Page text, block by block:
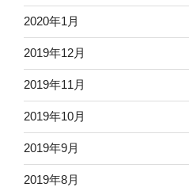
2020年1月
2019年12月
2019年11月
2019年10月
2019年9月
2019年8月